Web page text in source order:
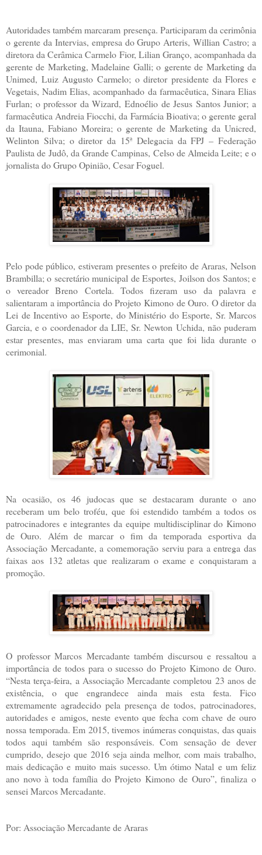
Autoridades também marcaram presença. Participaram da cerimônia
o gerente da Intervias, empresa do Grupo Arteris, Willian Castro; a
diretora da Cerâmica Carmelo Fior, Lilian Granço, acompanhada da
gerente de Marketing, Madelaine Galli; o gerente de Marketing da
Unimed, Luiz Augusto Carmelo; o diretor presidente da Flores e
Vegetais, Nadim Elias, acompanhado da farmacêutica, Sinara Elias
Furlan; o professor da Wizard, Ednoélio de Jesus Santos Junior; a
farmacêutica Andreia Fiocchi, da Farmácia Bioativa; o gerente geral
da Itauna, Fabiano Moreira; o gerente de Marketing da Unicred,
Welinton Silva; o diretor da 15ª Delegacia da FPJ – Federação
Paulista de Judô, da Grande Campinas, Celso de Almeida Leite; e o
jornalista do Grupo Opinião, Cesar Foguel.
Pelo pode público, estiveram presentes o prefeito de Araras, Nelson
Brambilla; o secretário municipal de Esportes, Joilson dos Santos; e
o vereador Breno Cortela. Todos fizeram uso da palavra e
salientaram a importância do Projeto Kimono de Ouro. O diretor da
Lei de Incentivo ao Esporte, do Ministério do Esporte, Sr. Marcos
Garcia, e o coordenador da LIE, Sr. Newton Uchida, não puderam
estar presentes, mas enviaram uma carta que foi lida durante o
cerimonial.
Na ocasião, os 46 judocas que se destacaram durante o ano
receberam um belo troféu, que foi estendido também a todos os
patrocinadores e integrantes da equipe multidisciplinar do Kimono
de Ouro. Além de marcar o fim da temporada esportiva da
Associação Mercadante, a comemoração serviu para a entrega das
faixas aos 132 atletas que realizaram o exame e conquistaram a
promoção.
O professor Marcos Mercadante também discursou e ressaltou a
importância de todos para o sucesso do Projeto Kimono de Ouro.
“Nesta terça-feira, a Associação Mercadante completou 23 anos de
existência, o que engrandece ainda mais esta festa. Fico
extremamente agradecido pela presença de todos, patrocinadores,
autoridades e amigos, neste evento que fecha com chave de ouro
nossa temporada. Em 2015, tivemos inúmeras conquistas, das quais
todos aqui também são responsáveis. Com sensação de dever
cumprido, desejo que 2016 seja ainda melhor, com mais trabalho,
mais dedicação e muito mais sucesso. Um ótimo Natal e um feliz
ano novo à toda família do Projeto Kimono de Ouro”, finaliza o
sensei Marcos Mercadante.
Por: Associação Mercadante de Araras